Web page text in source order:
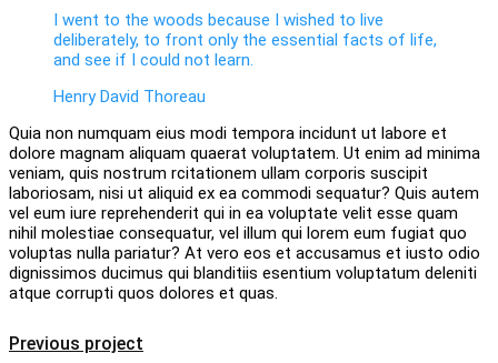
I went to the woods because I wished to live
deliberately, to front only the essential facts of life,
and see if I could not learn.
Henry David Thoreau
Quia non numquam eius modi tempora incidunt ut labore et
dolore magnam aliquam quaerat voluptatem. Ut enim ad minima
veniam, quis nostrum rcitationem ullam corporis suscipit
laboriosam, nisi ut aliquid ex ea commodi sequatur? Quis autem
vel eum iure reprehenderit qui in ea voluptate velit esse quam
nihil molestiae consequatur, vel illum qui lorem eum fugiat quo
voluptas nulla pariatur? At vero eos et accusamus et iusto odio
dignissimos ducimus qui blanditiis esentium voluptatum deleniti
atque corrupti quos dolores et quas.
Previous project